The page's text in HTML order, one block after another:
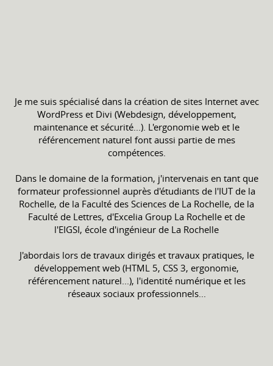
Je me suis spécialisé dans la création de sites Internet avec
WordPress et Divi (Webdesign, développement,
maintenance et sécurité...). L'ergonomie web et le
référencement naturel font aussi partie de mes
compétences.
Dans le domaine de la formation, j'intervenais en tant que
formateur professionnel auprès d'étudiants de l'IUT de la
Rochelle, de la Faculté des Sciences de La Rochelle, de la
Faculté de Lettres, d'Excelia Group La Rochelle et de
l'EIGSI, école d'ingénieur de La Rochelle
J'abordais lors de travaux dirigés et travaux pratiques, le
développement web (HTML 5, CSS 3, ergonomie,
référencement naturel...), l'identité numérique et les
réseaux sociaux professionnels...